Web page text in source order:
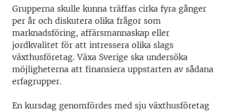
Grupperna skulle kunna träffas cirka fyra gånger
per år och diskutera olika frågor som
marknadsföring, affärsmannaskap eller
jordkvalitet för att intressera olika slags
växthusföretag. Växa Sverige ska undersöka
möjligheterna att finansiera uppstarten av sådana
erfagrupper.
En kursdag genomfördes med sju växthusföretag